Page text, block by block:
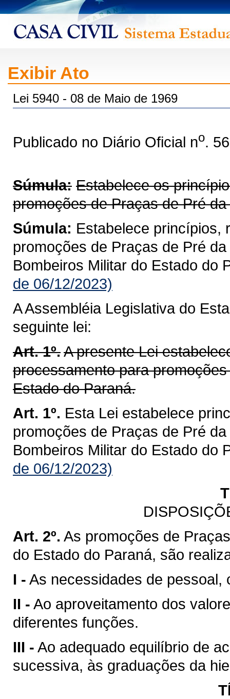
Exibir Ato
Lei 5940 - 08 de Maio de 1969
Publicado no Diário Oficial no.
Súmula: Estabelece os
promoções de Praças de Pré
Súmula: Estabelece princípios,
promoções de Praças de Pré
Bombeiros Militar do Estado do
de 06/12/2023)
A Assembléia Legislativa do
seguinte lei:
Art. 1º.A presente Lei
processamento para
Estado do Paraná.
Art. 1º. Esta Lei estabelece
promoções de Praças de Pré
Bombeiros Militar do Estado do
de 06/12/2023)
Art. 2º. As promoções de
do Estado do Paraná, são
I - As necessidades de pessoal,
II - Ao aproveitamento dos
diferentes funções.
III - Ao adequado equilíbrio de
sucessiva, às graduações da